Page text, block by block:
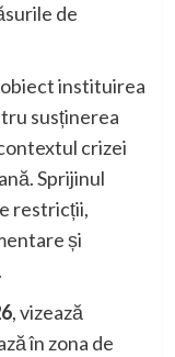
de
obiect instituirea
susținerea
crizei
Sprijinul
restricții,
și
, vizează
în zona de